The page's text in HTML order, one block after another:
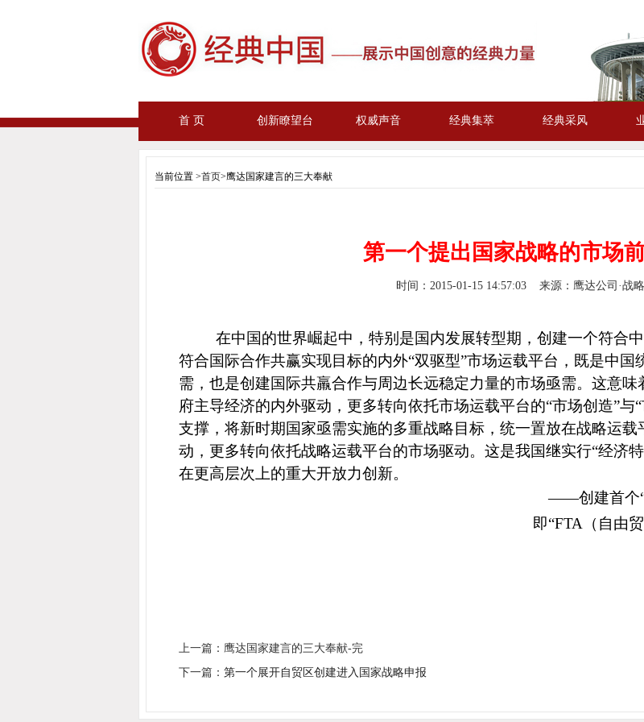
首 页 创新瞭望台 权威声音 经典集萃 经典采风
当前位置 >首页>鹰达国家建言的三大奉献
第一个提出国家战略的市场
时间： 2015-01-15 14:57:03 来源：鹰达公司·战
在中国的世界崛起中，特别是国内发展转型期，创建一个符合
符合国际合作共赢实现目标的内外“双驱型”市场运载平台，既是中
需，也是创建国际共羸合作与周边长远稳定力量的市场亟需。 这意味
府主导经济的内外驱动，更多转向依托市场运载平台的“市场创造”与
支撑，将新时期 国家亟需实施的多重战略目标， 统一置放在战略运载
动，更多转向依托战略运载平台的市场驱动。 这是我国继实行“经济
在更高层次上的重大开放力创新。
——创建首个
即“FTA（自由
上一篇：鹰达国家建言的三大奉献-完
下一篇： 第一个展开自贸区创建进入国家战略申报